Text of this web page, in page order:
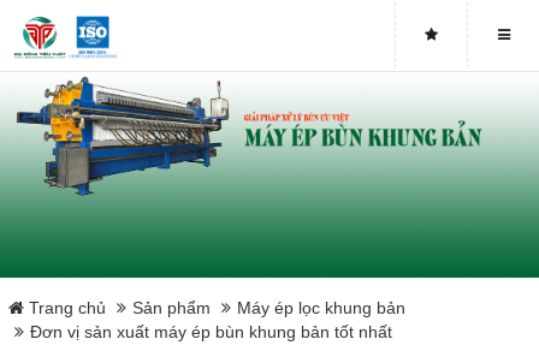
Close
Trang chủ Sản phẩm
Máy ép lọc khung bản
Đơn vị sản xuất máy ép bùn khung bản tốt nhất